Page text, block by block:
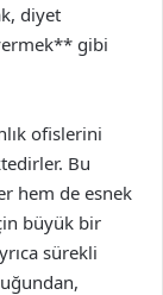
diyet
gibi
ofislerini
Bu
hem de esnek
büyük bir
sürekli